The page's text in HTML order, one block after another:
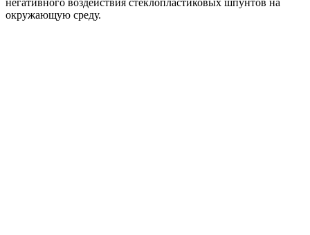
негативного воздействия стеклопластиковых шпунтов на
окружающую среду.